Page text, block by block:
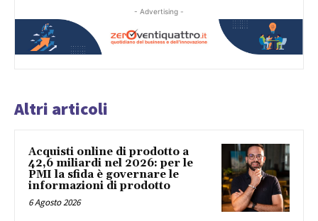
- Advertising -
Altri articoli
Acquisti online di prodotto a
42,6 miliardi nel 2026: per le
PMI la sfida è governare le
informazioni di prodotto
6 Agosto 2026